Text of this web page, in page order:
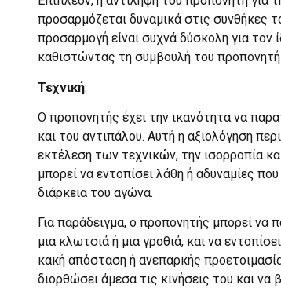
προσαρμόζεται δυναμικά στις συνθήκες
προσαρμογή είναι συχνά δύσκολη για
καθιστώντας τη συμβουλή του προπονητή
Τεχνική:
Ο προπονητής έχει την ικανότητα να
και του αντιπάλου. Αυτή η αξιολόγηση
εκτέλεση των τεχνικών, την ισορροπία
μπορεί να εντοπίσει λάθη ή αδυναμίες
διάρκεια του αγώνα.
Για παράδειγμα, ο προπονητής μπορεί να
μια κλωτσιά ή μια γροθιά, και να
κακή απόσταση ή ανεπαρκής
διορθώσει άμεσα τις κινήσεις του και